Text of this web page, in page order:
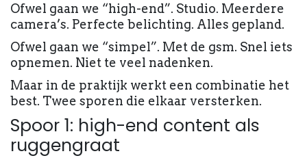
Ofwel gaan we “high-end”. Studio. Meerdere
camera’s. Perfecte belichting. Alles gepland.
Ofwel gaan we “simpel”. Met de gsm. Snel iets
opnemen. Niet te veel nadenken.
Maar in de praktijk werkt een combinatie het
best. Twee sporen die elkaar versterken.
Spoor 1: high-end content als
ruggengraat